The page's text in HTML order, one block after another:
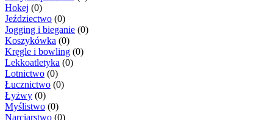
Hokej (0)
Jeździectwo (0)
Jogging i bieganie (0)
Koszykówka (0)
Kręgle i bowling (0)
Lekkoatletyka (0)
Lotnictwo (0)
Łucznictwo (0)
Łyżwy (0)
Myślistwo (0)
Narciarstwo (0)